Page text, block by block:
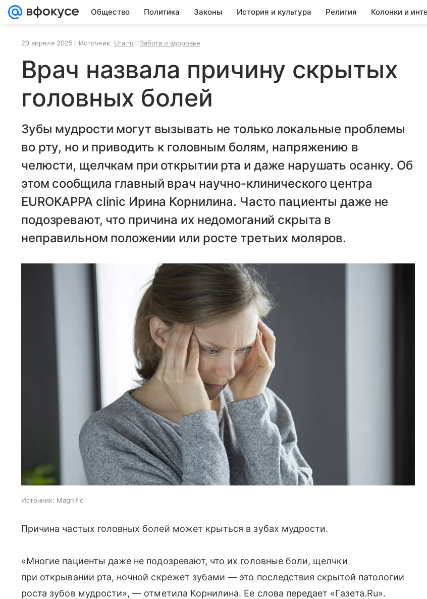
Общество Политика Законы История и культура Религия Колонки и
20 апреля 2025 Источник: Ura.ru Забота о здоровье
Врач назвала причину скрытых
головных болей
Зубы мудрости могут вызывать не только локальные проблемы
во рту, но и приводить к головным болям, напряжению в
челюсти, щелчкам при открытии рта и даже нарушать осанку. Об
этом сообщила главный врач научно-клинического центра
EUROKAPPA clinic Ирина Корнилина. Часто пациенты даже не
подозревают, что причина их недомоганий скрыта в
неправильном положении или росте третьих моляров.
Источник: Magnific
Причина частых головных болей может крыться в зубах мудрости.
«Многие пациенты даже не подозревают, что их головные боли, щелчки
при открывании рта, ночной скрежет зубами — это последствия скрытой патологии
роста зубов мудрости», — отметила Корнилина. Ее слова передает «Газета.Ru».